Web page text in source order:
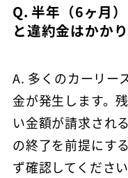
初めての方
マンスリーレン
配車・引取につい
保険/補償について
事故・故障について
プラン・料金
料金シミュレー
マンスリープラン
車種から選ぶ
軽ミニクラス
Q. 半年（6ヶ月
と違約金はかか
A. 多くのカーリー
金が発生します。
い金額が請求され
の終了を前提にす
ず確認してくださ